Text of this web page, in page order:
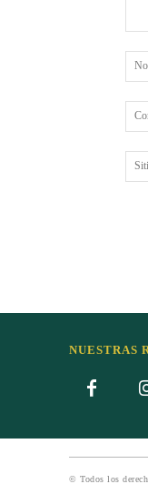
NUESTRAS
© Todos los